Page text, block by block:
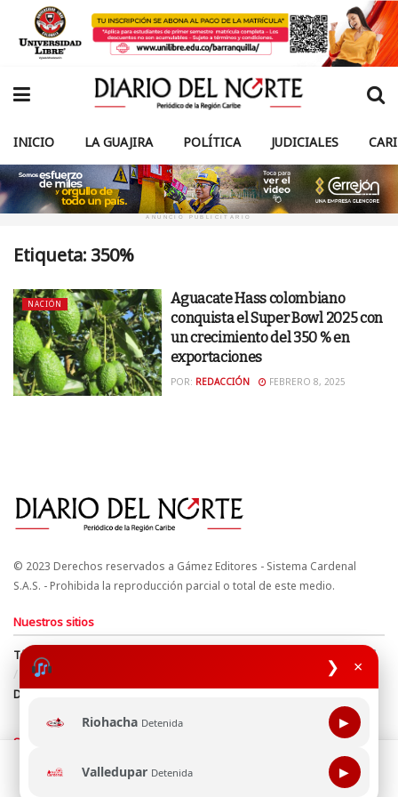
❯ ×
Riohacha Detenida ▶
Valledupar Detenida ▶
INICIO LA GUAJIRA POLÍTICA JUDICIALES
ANUNCIO PUBLICITARIO
Etiqueta: 350%
NACIÓN
Aguacate Hass colombiano
conquista el Super Bowl 2025 con
un crecimiento del 350 % en
exportaciones
POR: REDACCIÓN FEBRERO 8, 2025
© 2023 Derechos reservados a Gámez Editores - Sistema Cardenal
S.A.S. - Prohibida la reproducción parcial o total de este medio.
Nuestros sitios
Términos y Condiciones
Derechos de Autor y Propiedad Intelectual
Política de uso de cookies
Política de Tratamiento de Datos
Directrices Editoriales
Síguenos
Esta página web usa cookie para mejorar tu experiencia de
navegación, al continuar aceptas nuestra política de uso de